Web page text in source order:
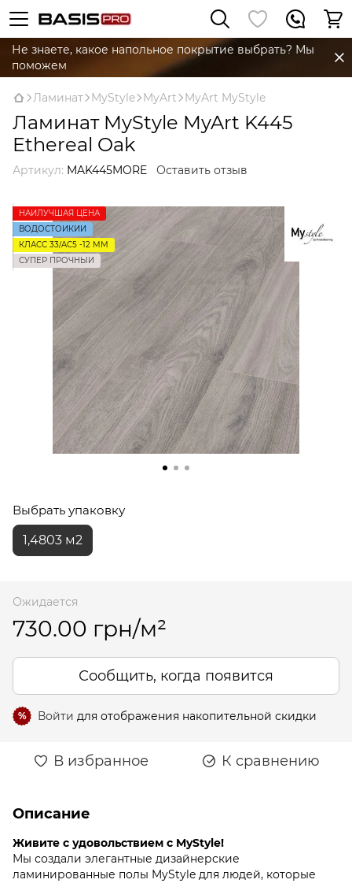
Не знаете, какое напольное покрытие выбрать? Мы
поможем
Ламинат MyStyle MyArt MyArt MyStyle
Ламинат MyStyle MyArt K445
Ethereal Oak
Артикул: MAK445MORE Оставить отзыв
НАЙЛУЧШАЯ ЦЕНА
ВОДОСТОЙКИЙ
КЛАСС 33/AC5 -12 ММ
СУПЕР ПРОЧНЫЙ
Выбрать упаковку
1,4803 м2
Ожидается
730.00 грн/м²
Сообщить, когда появится
% Войти для отображения накопительной скидки
В избранное К сравнению
Описание
Живите с удовольствием с MyStyle!
Мы создали элегантные дизайнерские
ламинированные полы MyStyle для людей, которые